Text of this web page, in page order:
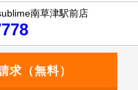
南草津駅前店